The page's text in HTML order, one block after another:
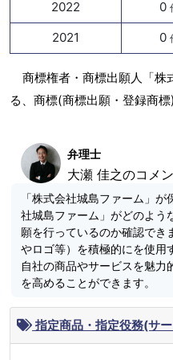
2022 0
2021 0
商標権者・商標出願人「株
る、商標(商標出願・登録商
弁理士
大瀬 佳之のコメ
「株式会社城島ファーム」
社城島ファーム」がどのよう
願を行っているのか確認でき
やロゴ等）を積極的にを使用
自社の商品やサービスを魅力
を高めることができます。
指定商品・指定役務(サ